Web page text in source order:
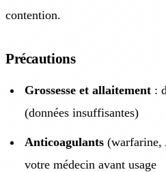
contention.
Précautions
Grossesse et allaitement :
(données insuffisantes)
Anticoagulants (warfarine,
votre médecin avant usage